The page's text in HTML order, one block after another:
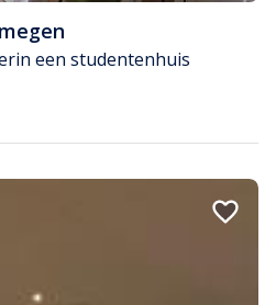
in een studentenhuis